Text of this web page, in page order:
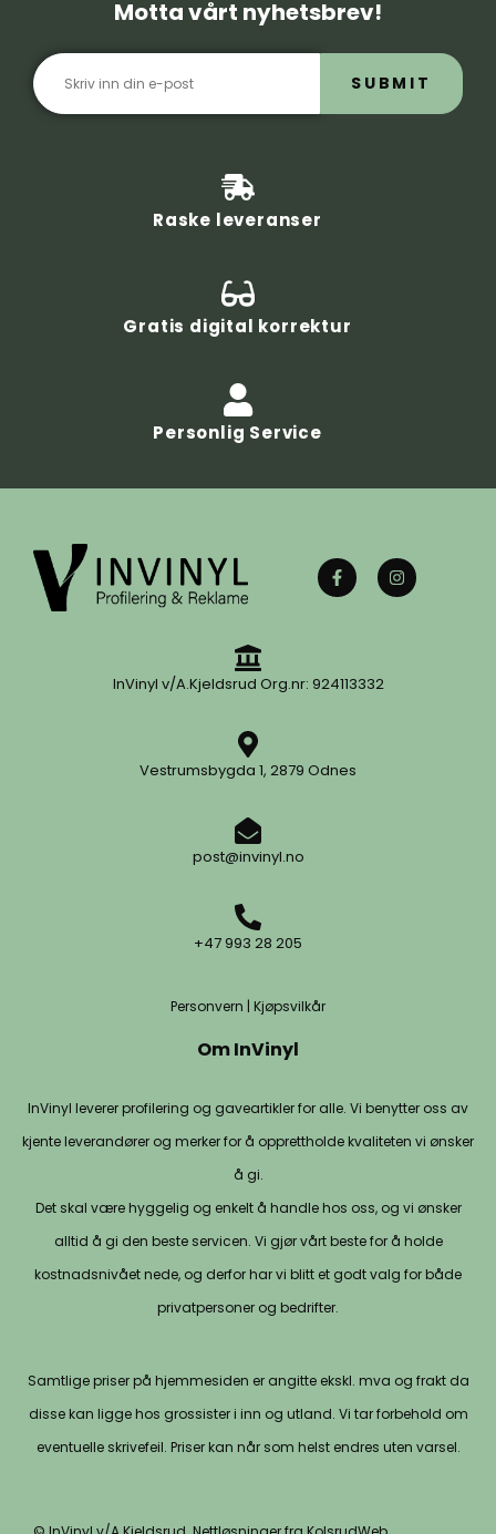
Motta vårt nyhetsbrev!
SUBMIT
Raske leveranser
Gratis digital korrektur
Personlig Service
InVinyl v/A.Kjeldsrud Org.nr: 924113332
Vestrumsbygda 1, 2879 Odnes
post@invinyl.no
+47 993 28 205
Personvern | Kjøpsvilkår
Om InVinyl
InVinyl leverer profilering og gaveartikler for alle. Vi benytter oss av
kjente leverandører og merker for å opprettholde kvaliteten vi ønsker
å gi.
Det skal være hyggelig og enkelt å handle hos oss, og vi ønsker
alltid å gi den beste servicen. Vi gjør vårt beste for å holde
kostnadsnivået nede, og derfor har vi blitt et godt valg for både
privatpersoner og bedrifter.
Samtlige priser på hjemmesiden er angitte ekskl. mva og frakt da
disse kan ligge hos grossister i inn og utland. Vi tar forbehold om
eventuelle skrivefeil. Priser kan når som helst endres uten varsel.